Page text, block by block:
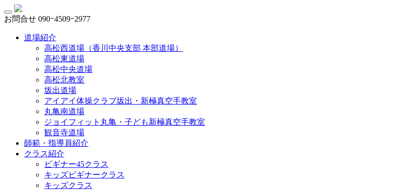
お問合せ 090ｰ4509ｰ2977
道場紹介
高松西道場（香川中央支部 本部道場）
高松東道場
高松中央道場
高松北教室
坂出道場
アイアイ体操クラブ坂出・新極真空手教室
丸亀南道場
ジョイフィット丸亀・子ども新極真空手教室
観音寺道場
師範・指導員紹介
クラス紹介
ビギナー45クラス
キッズビギナークラス
キッズクラス